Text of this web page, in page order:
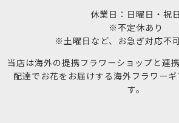
休業日：日曜日・祝日
※不定休あり
※土曜日など、お急ぎ対応不
当店は海外の提携フラワーショップと連
配達でお花をお届けする海外フラワー
す。